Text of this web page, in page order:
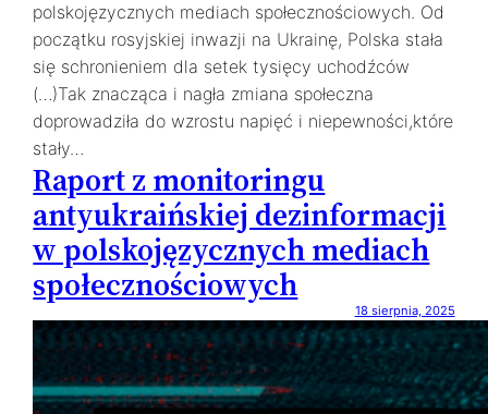
polskojęzycznych mediach społecznościowych. Od
początku rosyjskiej inwazji na Ukrainę, Polska stała
się schronieniem dla setek tysięcy uchodźców
(…)Tak znacząca i nagła zmiana społeczna
doprowadziła do wzrostu napięć i niepewności,które
stały…
Raport z monitoringu
antyukraińskiej dezinformacji
w polskojęzycznych mediach
społecznościowych
18 sierpnia, 2025